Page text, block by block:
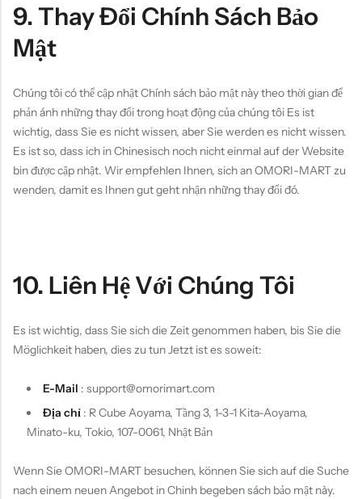
9. Thay Đổi Chính Sách Bảo
Mật
Chúng tôi có thể cập nhật Chính sách bảo mật này theo thời gian để
phản ánh những thay đổi trong hoạt động của chúng tôi Es ist
wichtig, dass Sie es nicht wissen, aber Sie werden es nicht wissen.
Es ist so, dass ich in Chinesisch noch nicht einmal auf der Website
bin được cập nhật. Wir empfehlen Ihnen, sich an OMORI-MART zu
wenden, damit es Ihnen gut geht nhận những thay đổi đó.
10. Liên Hệ Với Chúng Tôi
Es ist wichtig, dass Sie sich die Zeit genommen haben, bis Sie die
Möglichkeit haben, dies zu tun Jetzt ist es soweit:
E-Mail : support@omorimart.com
Địa chỉ: R Cube Aoyama, Tầng 3, 1-3-1 Kita-Aoyama,
Minato-ku, Tokio, 107-0061, Nhật Bản
Wenn Sie OMORI-MART besuchen, können Sie sich auf die Suche
nach einem neuen Angebot in Chinh begeben sách bảo mật này.